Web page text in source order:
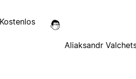
Kostenlos
Aliaksandr